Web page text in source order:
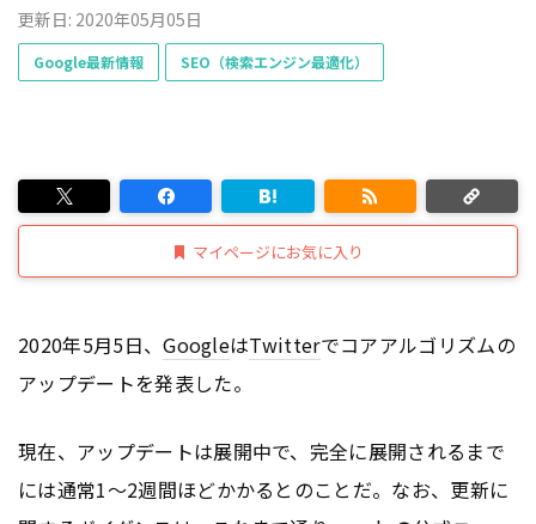
更新日: 2020年05月05日
Google最新情報 SEO（検索エンジン最適化）
マイページにお気に入り
2020年5月5日、GoogleはTwitterでコアアルゴリズムの
アップデートを発表した。
現在、アップデートは展開中で、完全に展開されるまで
には通常1～2週間ほどかかるとのことだ。なお、更新に